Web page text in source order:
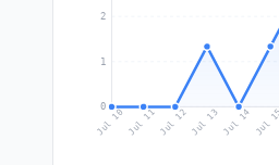
0
1
2
Jul 10 Jul 11Jul 12Jul 13 Jul 14 Jul 15